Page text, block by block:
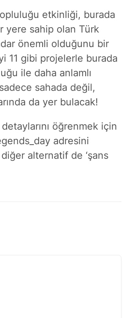
etkinliği, burada
yere sahip olan Türk
önemli olduğunu bir
11 gibi projelerle burada
ile daha anlamlı
sahada değil,
da yer bulacak!
öğrenmek için
adresini
alternatif de ‘şans